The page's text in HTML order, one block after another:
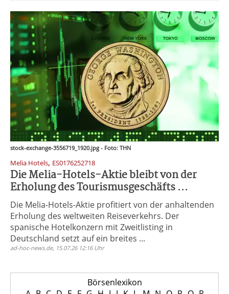
stock-exchange-3556719_1920.jpg - Foto: THN
Melia Hotels, ES0176252718
Die Melia-Hotels-Aktie bleibt von der
Erholung des Tourismusgeschäfts ...
Die Melia-Hotels-Aktie profitiert von der anhaltenden
Erholung des weltweiten Reiseverkehrs. Der
spanische Hotelkonzern mit Zweitlisting in
Deutschland setzt auf ein breites ...
ad-hoc-news.de, 15.07.26 12:16 Uhr
Börsenlexikon